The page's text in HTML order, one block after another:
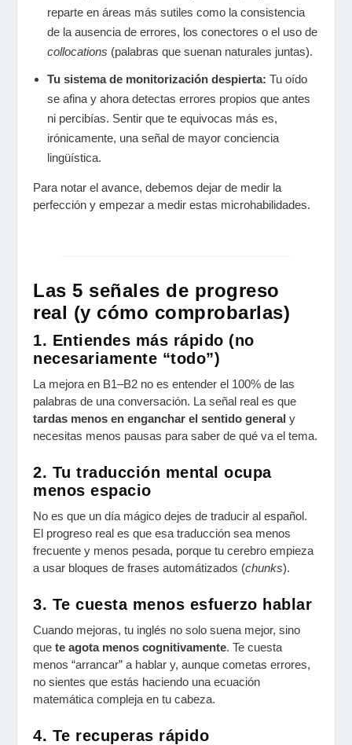
reparte en áreas más sutiles como la consistencia
de la ausencia de errores, los conectores o el uso de
collocations (palabras que suenan naturales juntas).
Tu sistema de monitorización despierta: Tu oído
se afina y ahora detectas errores propios que antes
ni percibías. Sentir que te equivocas más es,
irónicamente, una señal de mayor conciencia
lingüística.
Para notar el avance, debemos dejar de medir la
perfección y empezar a medir estas microhabilidades.
Las 5 señales de progreso
real (y cómo comprobarlas)
1. Entiendes más rápido (no
necesariamente “todo”)
La mejora en B1–B2 no es entender el 100% de las
palabras de una conversación. La señal real es que
tardas menos en enganchar el sentido general y
necesitas menos pausas para saber de qué va el tema.
2. Tu traducción mental ocupa
menos espacio
No es que un día mágico dejes de traducir al español.
El progreso real es que esa traducción sea menos
frecuente y menos pesada, porque tu cerebro empieza
a usar bloques de frases automátizados (chunks).
3. Te cuesta menos esfuerzo hablar
Cuando mejoras, tu inglés no solo suena mejor, sino
quete agota menos cognitivamente. Te cuesta
menos “arrancar” a hablar y, aunque cometas errores,
no sientes que estás haciendo una ecuación
matemática compleja en tu cabeza.
4. Te recuperas rápido